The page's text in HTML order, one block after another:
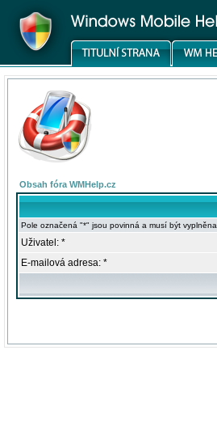
Obsah fóra WMHelp.cz
Pole označená "*" jsou povinná a musí být vyplněna
Uživatel: *
E-mailová adresa: *